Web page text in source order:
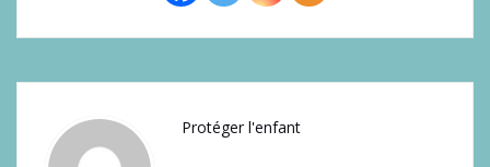
Protéger l'enfant